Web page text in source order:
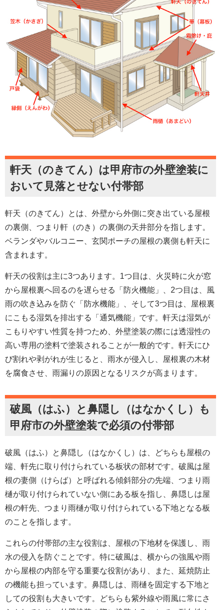
軒天（のきてん）は甲府市の外壁塗装に
おいて見落とせない付帯部
軒天（のきてん）とは、外壁から外側に突き出ている屋根
の裏側、つまり軒（のき）の裏側の天井部分を指します。
ベランダやバルコニー、玄関ポーチの屋根の裏側も軒天に
含まれます。
軒天の役割は主に3つあります。1つ目は、火災時に火が窓
から屋根裏へ回るのを遅らせる「防火機能」、2つ目は、風
雨の吹き込みを防ぐ「防水機能」、そして3つ目は、屋根裏
にこもる湿気を排出する「通気機能」です。軒天は湿気が
こもりやすい性質を持つため、外壁塗装の際には透湿性の
高い専用の塗料で塗装されることが一般的です。軒天にひ
び割れや剥がれが生じると、雨水が侵入し、屋根裏の木材
を腐食させ、雨漏りの原因となるリスクが高まります。
破風（はふ）と鼻隠し（はなかくし）も
甲府市の外壁塗装で必須の付帯部
破風（はふ）と鼻隠し（はなかくし）は、どちらも屋根の
端、軒先に取り付けられている板状の部材です。破風は屋
根の妻側（けらば）と呼ばれる傾斜部分の先端、つまり雨
樋が取り付けられていない側にある板を指し、鼻隠しは屋
根の軒先、つまり雨樋が取り付けられている下地となる板
のことを指します。
これらの付帯部の主な役割は、屋根の下地材を保護し、雨
水の侵入を防ぐことです。特に破風は、横からの強風や雨
から屋根の内部を守る重要な役割があり、また、延焼防止
の機能も担っています。鼻隠しは、雨樋を固定する下地と
しての役割も大きいです。どちらも紫外線や雨風に常にさ